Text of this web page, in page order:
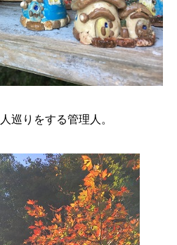
巡りをする管理人。